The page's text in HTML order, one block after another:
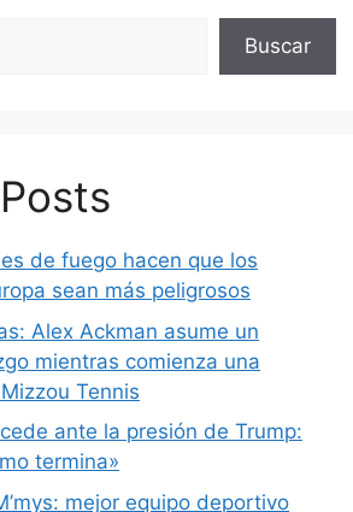
Buscar
de fuego hacen que los
sean más peligrosos
Alex Ackman asume un
mientras comienza una
Tennis
ante la presión de Trump:
termina»
mejor equipo deportivo